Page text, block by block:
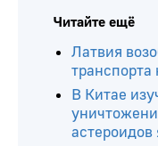
Читайте ещё
Латвия
В Китае